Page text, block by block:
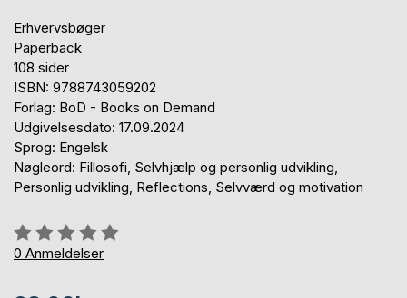
Erhvervsbøger
Paperback
108 sider
ISBN: 9788743059202
Forlag: BoD - Books on Demand
Udgivelsesdato: 17.09.2024
Sprog: Engelsk
Nøgleord: Fillosofi, Selvhjælp og personlig udvikling,
Personlig udvikling, Reflections, Selvværd og motivation
Anmeldelse::
0%
0 Anmeldelser